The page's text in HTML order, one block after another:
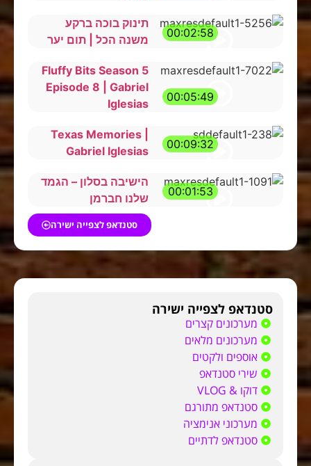
00:02:58
תינוק בוכה ברקע
משנה הכל | תום יער
00:05:49
Fluffy Bits Season 5
Episode 8 | Gabriel
Iglesias
00:09:32
Texas Memories |
Gabriel Iglesias
00:01:53
הישיבה בסלון – הגמד
שלנו חברמן
סטנדאפ לצפייה ישירה
סטנדאפ לצפייה ישירה
מערכונים קצרים
מערכונים מלאים
אוספים ולקטים
שירי סטנדאפ
דוקו & VLOG
סטנדאפ מתורגם
מערכוני אנימציה
סטנדאפ לדתיים